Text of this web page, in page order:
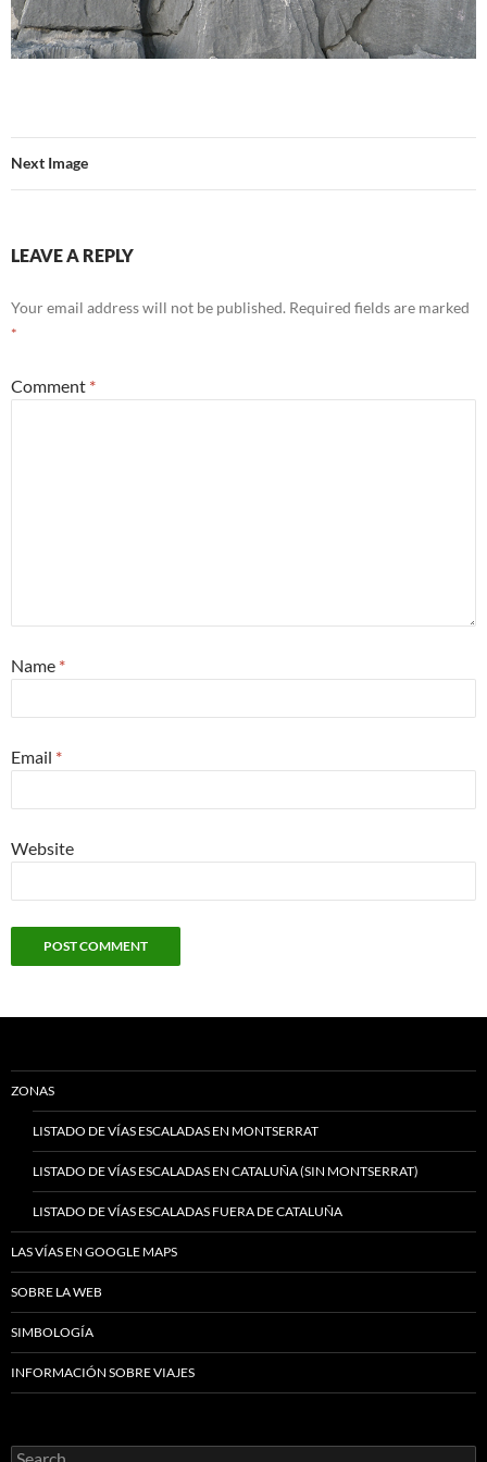
Next Image
LEAVE A REPLY
Your email address will not be published. Required fields are marked
*
Comment *
Name *
Email *
Website
ZONAS
LISTADO DE VÍAS ESCALADAS EN MONTSERRAT
LISTADO DE VÍAS ESCALADAS EN CATALUÑA (SIN MONTSERRAT)
LISTADO DE VÍAS ESCALADAS FUERA DE CATALUÑA
LAS VÍAS EN GOOGLE MAPS
SOBRE LA WEB
SIMBOLOGÍA
INFORMACIÓN SOBRE VIAJES
Search